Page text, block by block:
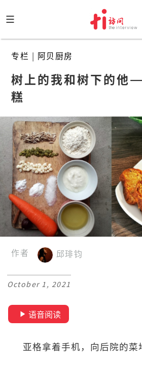
to
content
专栏 | 阿贝厨房
树上的我和树下的他
糕
作者 邱琲钧
October 1, 2021
语音阅读
亚格拿着手机，向后院的菜